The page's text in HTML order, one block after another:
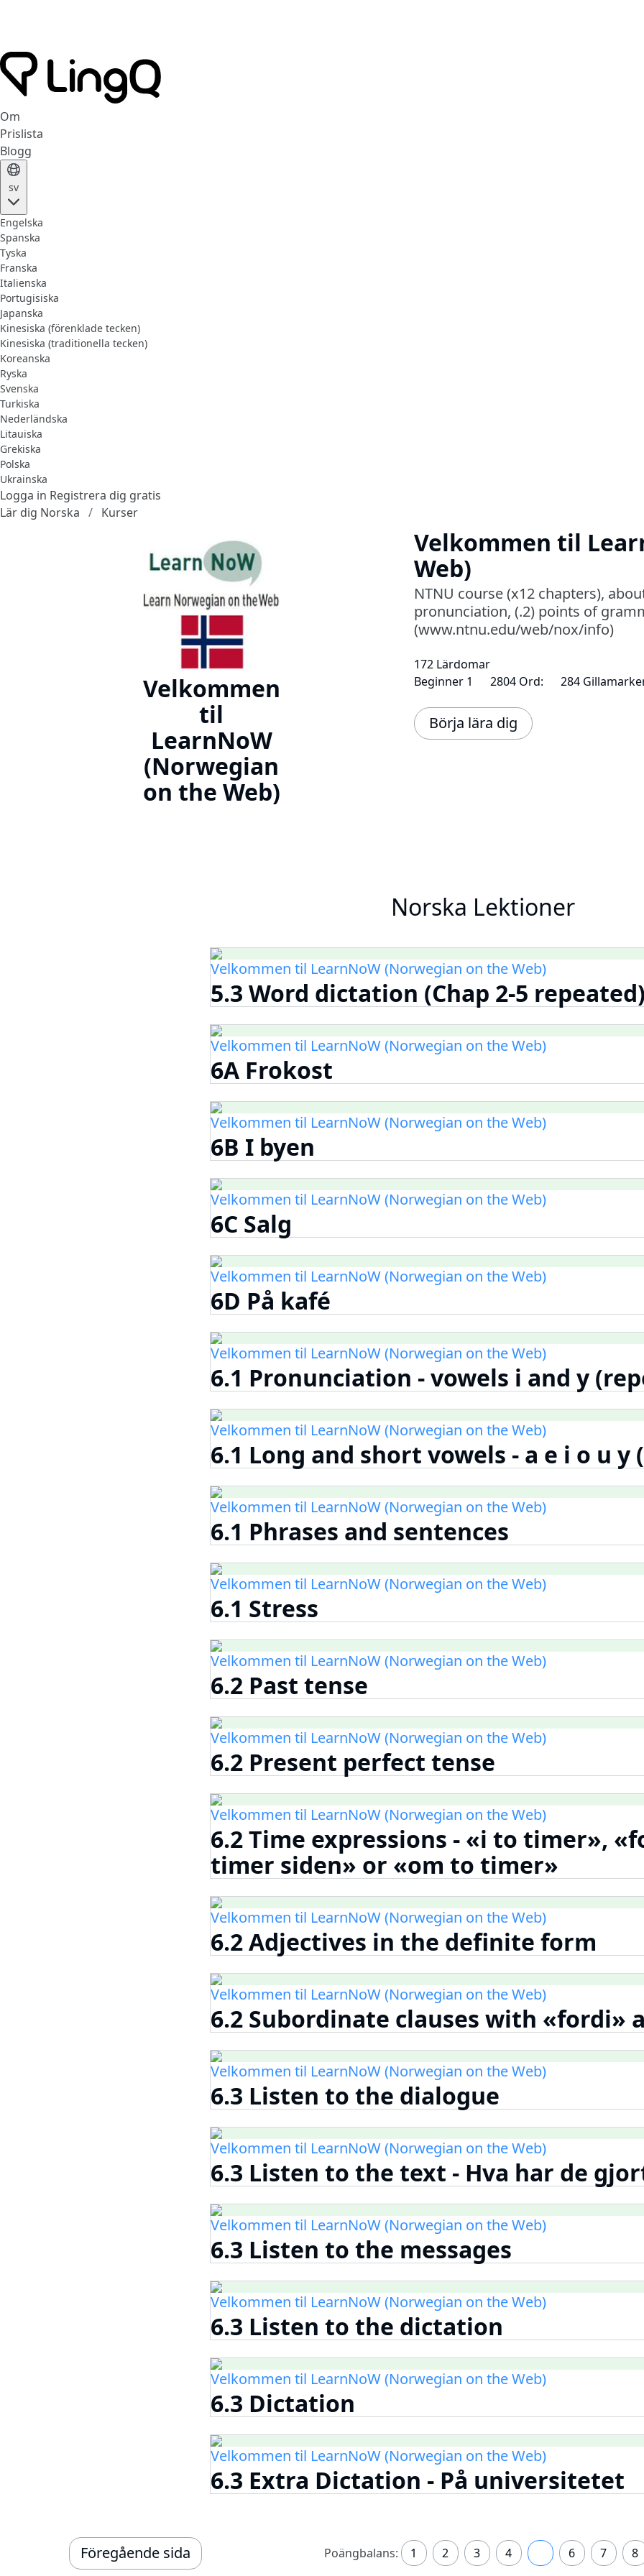
Om
Prislista
Blogg
sv
Engelska
Spanska
Tyska
Franska
Italienska
Portugisiska
Japanska
Kinesiska (förenklade tecken)
Kinesiska (traditionella tecken)
Koreanska
Ryska
Svenska
Turkiska
Nederländska
Litauiska
Grekiska
Polska
Ukrainska
Logga in Registrera dig gratis
Lär dig Norska
Kurser
Velkommen
til
LearnNoW
(Norwegian
on the Web)
Velkommen til
Web)
NTNU course (x12 chapters),
pronunciation, (.2) points of
(www.ntnu.edu/web/nox/info)
172 Lärdomar
Beginner 1
2804 Ord: 284
Börja lära dig
Norska Lektioner
Velkommen til LearnNoW (Norwegian on the Web)
5.3 Word dictation (Chap 2-5
Velkommen til LearnNoW (Norwegian on the Web)
6A Frokost
Velkommen til LearnNoW (Norwegian on the Web)
6B I byen
Velkommen til LearnNoW (Norwegian on the Web)
6C Salg
Velkommen til LearnNoW (Norwegian on the Web)
6D På kafé
Velkommen til LearnNoW (Norwegian on the Web)
6.1 Pronunciation - vowels i and y
Velkommen til LearnNoW (Norwegian on the Web)
6.1 Long and short vowels - a e i o u y
Velkommen til LearnNoW (Norwegian on the Web)
6.1 Phrases and sentences
Velkommen til LearnNoW (Norwegian on the Web)
6.1 Stress
Velkommen til LearnNoW (Norwegian on the Web)
6.2 Past tense
Velkommen til LearnNoW (Norwegian on the Web)
6.2 Present perfect tense
Velkommen til LearnNoW (Norwegian on the Web)
6.2 Time expressions - «i to timer»,
timer siden» or «om to timer»
Velkommen til LearnNoW (Norwegian on the Web)
6.2 Adjectives in the definite form
Velkommen til LearnNoW (Norwegian on the Web)
6.2 Subordinate clauses with «fordi»
Velkommen til LearnNoW (Norwegian on the Web)
6.3 Listen to the dialogue
Velkommen til LearnNoW (Norwegian on the Web)
6.3 Listen to the text - Hva har de
Velkommen til LearnNoW (Norwegian on the Web)
6.3 Listen to the messages
Velkommen til LearnNoW (Norwegian on the Web)
6.3 Listen to the dictation
Velkommen til LearnNoW (Norwegian on the Web)
6.3 Dictation
Velkommen til LearnNoW (Norwegian on the Web)
6.3 Extra Dictation - På universitetet
Föregående sida Poängbalans: 1 2 3 4 6 7 8